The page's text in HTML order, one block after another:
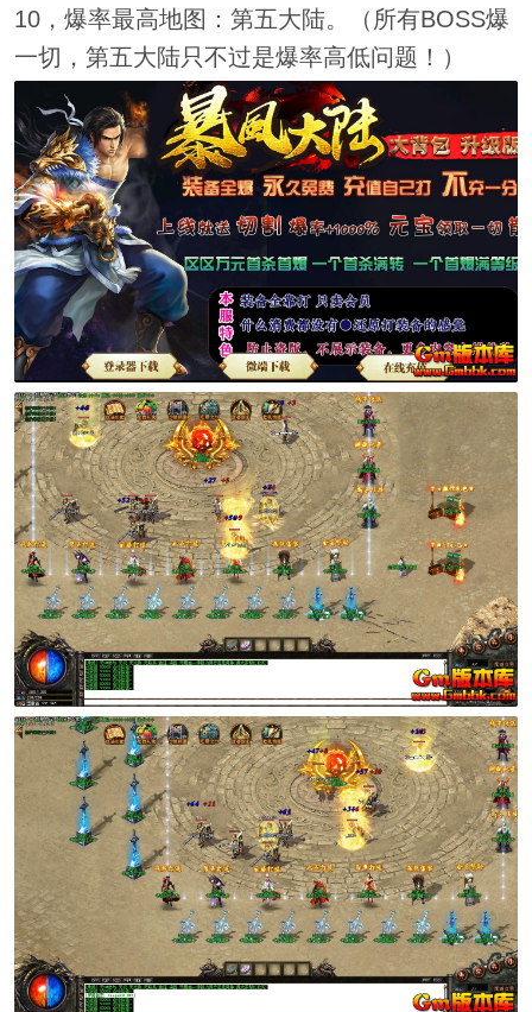
10，爆率最高地图：第五大陆。（所有BOSS爆
一切，第五大陆只不过是爆率高低问题！）